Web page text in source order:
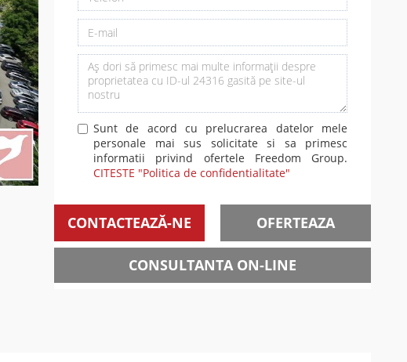
Sunt de acord cu prelucrarea datelor mele
personale mai sus solicitate si sa primesc
informatii privind ofertele Freedom Group.
CITESTE "Politica de confidentialitate"
CONTACTEAZĂ-NE OFERTEAZA
CONSULTANTA ON-LINE